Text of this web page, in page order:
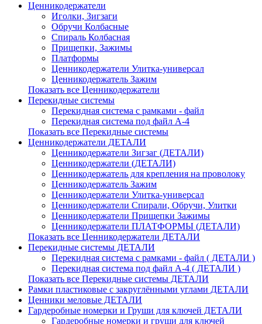
Ценникодержатели
Иголки, Зигзаги
Обручи Колбасные
Cпираль Колбасная
Прищепки, Зажимы
Платформы
Ценникодержатели Улитка-универсал
Ценникодержатель Зажим
Показать все Ценникодержатели
Перекидные системы
Перекидная система с рамками - файл
Перекидная система под файл А-4
Показать все Перекидные системы
Ценникодержатели ДЕТАЛИ
Ценникодержатели Зигзаг (ДЕТАЛИ)
Ценникодержатели (ДЕТАЛИ)
Ценникодержатель для крепления на проволоку
Ценникодержатель Зажим
Ценникодержатели Улитка-универсал
Ценникодержатели Спирали, Обручи, Улитки
Ценникодержатели Прищепки Зажимы
Ценникодержатели ПЛАТФОРМЫ (ДЕТАЛИ)
Показать все Ценникодержатели ДЕТАЛИ
Перекидные системы ДЕТАЛИ
Перекидная система с рамками - файл ( ДЕТАЛИ )
Перекидная система под файл А-4 ( ДЕТАЛИ )
Показать все Перекидные системы ДЕТАЛИ
Рамки пластиковые c закруглёнными углами ДЕТАЛИ
Ценники меловые ДЕТАЛИ
Гардеробные номерки и Груши для ключей ДЕТАЛИ
Гардеробные номерки и груши для ключей